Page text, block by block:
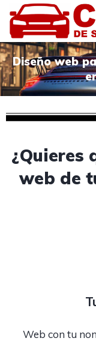
Diseño web
¿Quieres
web de
Web con tu